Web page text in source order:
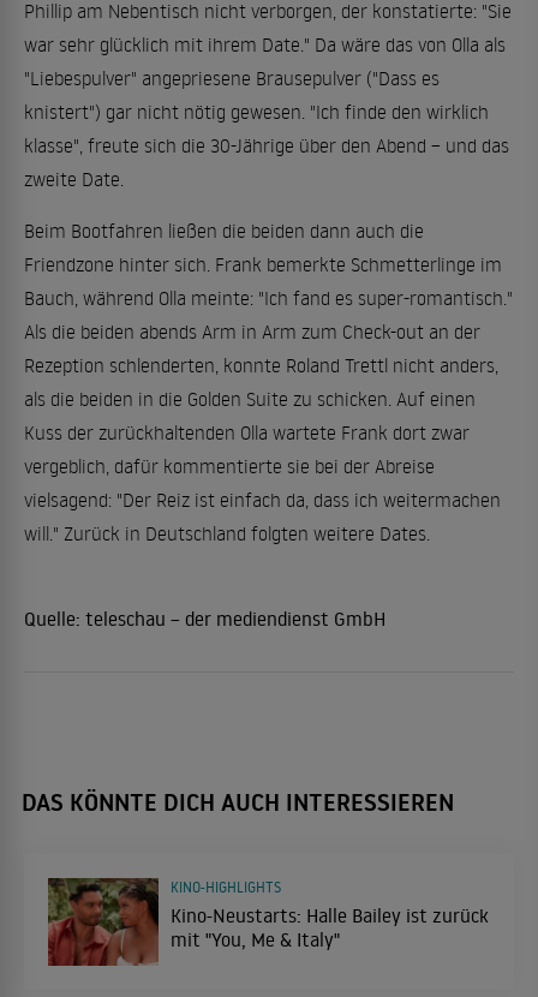
Phillip am Nebentisch nicht verborgen, der konstatierte: "Sie
war sehr glücklich mit ihrem Date." Da wäre das von Olla als
"Liebespulver" angepriesene Brausepulver ("Dass es
knistert") gar nicht nötig gewesen. "Ich finde den wirklich
klasse", freute sich die 30-Jährige über den Abend – und das
zweite Date.
Beim Bootfahren ließen die beiden dann auch die
Friendzone hinter sich. Frank bemerkte Schmetterlinge im
Bauch, während Olla meinte: "Ich fand es super-romantisch."
Als die beiden abends Arm in Arm zum Check-out an der
Rezeption schlenderten, konnte Roland Trettl nicht anders,
als die beiden in die Golden Suite zu schicken. Auf einen
Kuss der zurückhaltenden Olla wartete Frank dort zwar
vergeblich, dafür kommentierte sie bei der Abreise
vielsagend: "Der Reiz ist einfach da, dass ich weitermachen
will." Zurück in Deutschland folgten weitere Dates.
Quelle: teleschau – der mediendienst GmbH
DAS KÖNNTE DICH AUCH INTERESSIEREN
Kino-Neustarts: Halle Bailey ist zurück
mit "You, Me & Italy"
KINO-HIGHLIGHTS